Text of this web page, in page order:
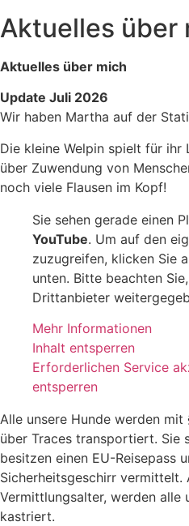
Aktuelles über
Aktuelles über mich
Update Juli 2026
Wir haben Martha auf der
Die kleine Welpin spielt für ihr
über Zuwendung von
noch viele Flausen im Kopf!
Sie sehen gerade einen
YouTube. Um auf den
zuzugreifen, klicken Sie
unten. Bitte beachten
Drittanbieter
Mehr Informationen
Inhalt entsperren
Erforderlichen Service
entsperren
Alle unsere Hunde werden mit
über Traces transportiert. Sie
besitzen einen EU-Reisepass
Sicherheitsgeschirr vermittelt.
Vermittlungsalter, werden alle
kastriert.